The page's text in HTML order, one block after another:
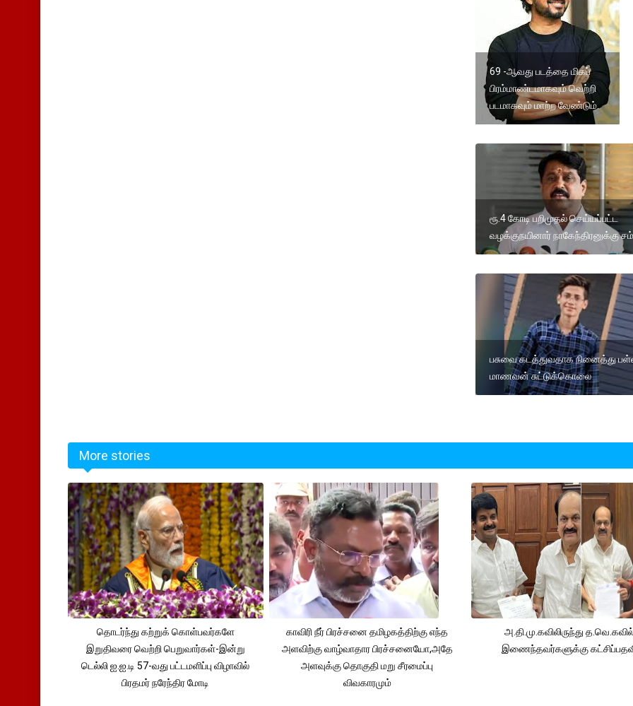
69 -ஆவது படத்தை மிகப்
பிரம்மாண்டமாகவும் வெற்றி
படமாகவும் மாற்ற வேண்டும்.
ரூ.4 கோடி பறிமுதல் செய்யப்பட்ட
வழக்குநயினார் நாகேந்திரனுக்கு
பசுவை கடத்துவதாக நினைத்து
மாணவன் சுட்டுக்கொலை
More stories
தொடர்ந்து கற்றுக் கொள்பவர்களே
இறுதிவரை வெற்றி பெறுவார்கள்-இன்று
டெல்லி ஐ.ஐ.டி 57-வது பட்டமளிப்பு விழாவில்
பிரதமர் நரேந்திர மோடி
காவிரி நீர் பிரச்சனை தமிழகத்திற்கு எந்த
அளவிற்கு வாழ்வாதார பிரச்சனையோ,அதே
அளவுக்கு தொகுதி மறு சீரமைப்பு
விவகாரமும்
அ.தி.மு.கவிலிருந்து
இணைந்தவர்களுக்கு